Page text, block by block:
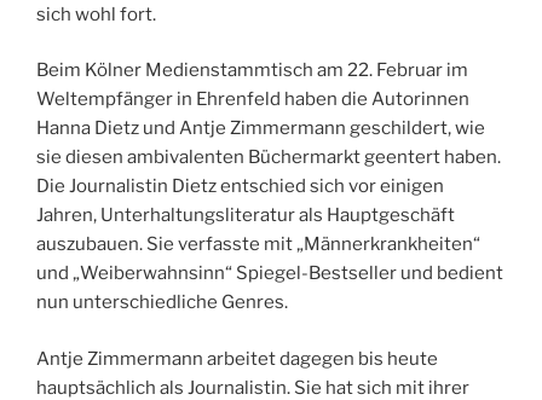
sich wohl fort.
Beim Kölner Medienstammtisch am 22. Februar im
Weltempfänger in Ehrenfeld haben die Autorinnen
Hanna Dietz und Antje Zimmermann geschildert, wie
sie diesen ambivalenten Büchermarkt ­geentert ­haben.
Die Journalistin Dietz entschied sich vor einigen
Jahren, Unterhaltungsliteratur als Haupt­geschäft
auszubauen. Sie verfasste mit „Männerkrankheiten“
und „Weiberwahnsinn“ Spiegel-Bestseller und bedient
nun unterschiedliche Genres.
Antje Zimmermann arbeitet dagegen bis heute
hauptsächlich als Journalistin. Sie hat sich mit ihrer